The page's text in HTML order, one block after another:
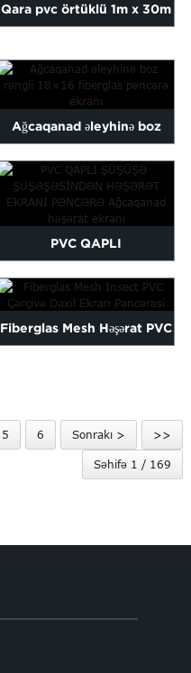
Qara pvc örtüklü 1m x 30m
Ağcaqanad əleyhinə boz
rəngli 18×16 fiberglas...
PVC QAPLI
ŞÜŞÜŞÜŞÜŞÜŞÜŞMƏSƏN
BÖŞƏK EKRANI PƏNCƏRƏ
MƏSQİ...
Fiberglas Mesh Həşərat PVC
5 6 Sonrakı > >>
Səhifə 1 / 169